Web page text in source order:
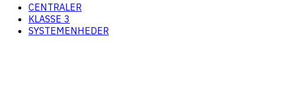
CENTRALER
KLASSE 3
SYSTEMENHEDER